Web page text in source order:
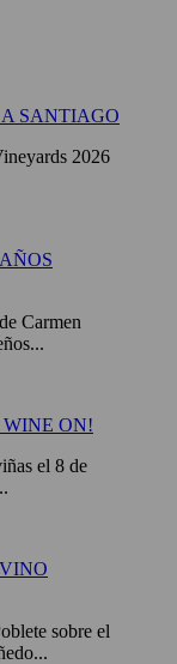
SANTIAGO
2026
Carmen
ON!
el 8 de
sobre el